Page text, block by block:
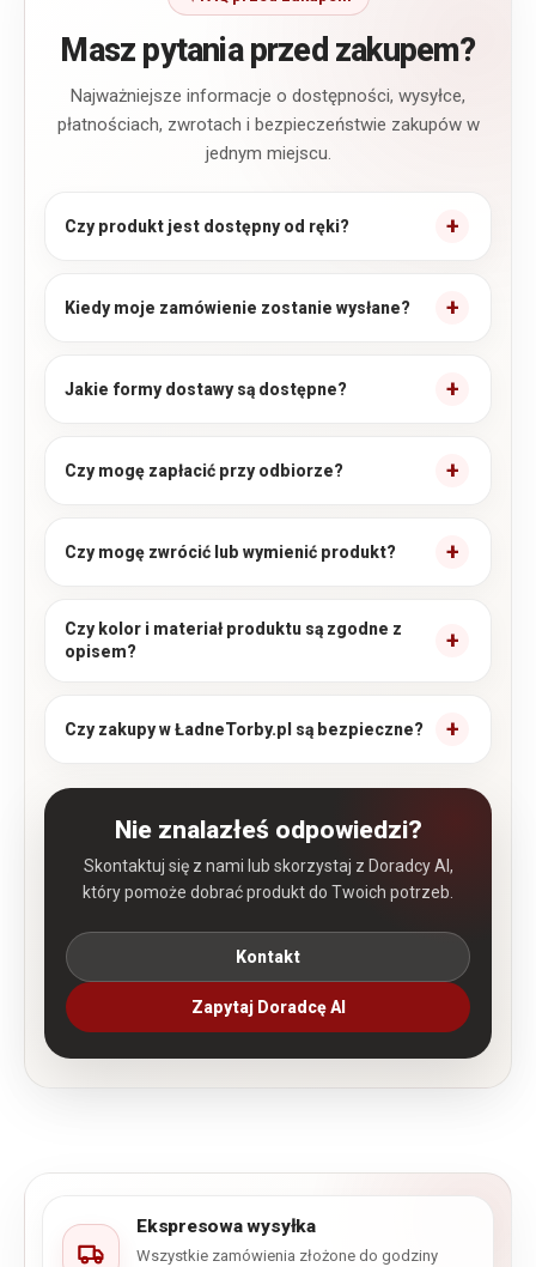
Masz pytania przed zakupem?
Najważniejsze informacje o dostępności, wysyłce,
płatnościach, zwrotach i bezpieczeństwie zakupów w
jednym miejscu.
Czy produkt jest dostępny od ręki?
Kiedy moje zamówienie zostanie wysłane?
Jakie formy dostawy są dostępne?
Czy mogę zapłacić przy odbiorze?
Czy mogę zwrócić lub wymienić produkt?
Czy kolor i materiał produktu są zgodne z
opisem?
Czy zakupy w ŁadneTorby.pl są bezpieczne?
Nie znalazłeś odpowiedzi?
Skontaktuj się z nami lub skorzystaj z Doradcy AI,
który pomoże dobrać produkt do Twoich potrzeb.
Kontakt
Zapytaj Doradcę AI
Ekspresowa wysyłka
Wszystkie zamówienia złożone do godziny